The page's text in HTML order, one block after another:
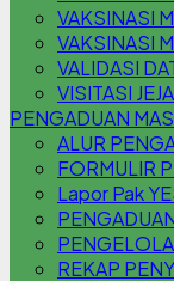
VAKSINASI
VAKSINASI
VALIDASI
VISITASI
PENGADUAN
ALUR
FORMULIR
Lapor Pak
REKAP